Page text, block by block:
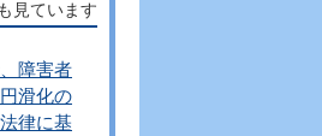
見ています
障害者
滑化の
律に基